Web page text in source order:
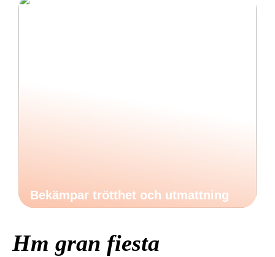
Bekämpar trötthet och utmattning
Hm gran fiesta